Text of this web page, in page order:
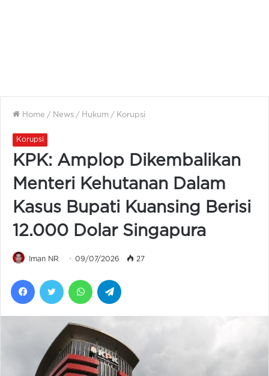
Home / News / Hukum / Korupsi
Korupsi
KPK: Amplop Dikembalikan
Menteri Kehutanan Dalam
Kasus Bupati Kuansing Berisi
12.000 Dolar Singapura
Iman NR 09/07/2026 27
FacebookTwitter WhatsApp